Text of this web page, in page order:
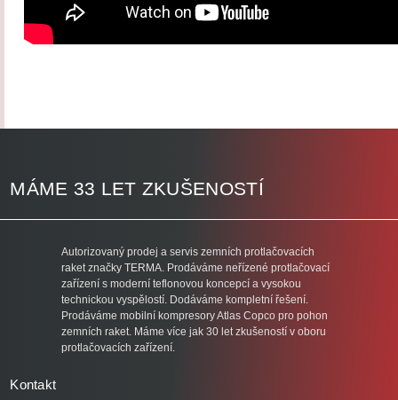
MÁME 33 LET ZKUŠENOSTÍ
Autorizovaný prodej a servis zemních protlačovacích
raket značky TERMA. Prodáváme neřízené protlačovací
zařízení s moderní teflonovou koncepcí a vysokou
technickou vyspělostí. Dodáváme kompletní řešení.
Prodáváme mobilní kompresory Atlas Copco pro pohon
zemních raket. Máme více jak 30 let zkušeností v oboru
protlačovacích zařízení.
Kontakt